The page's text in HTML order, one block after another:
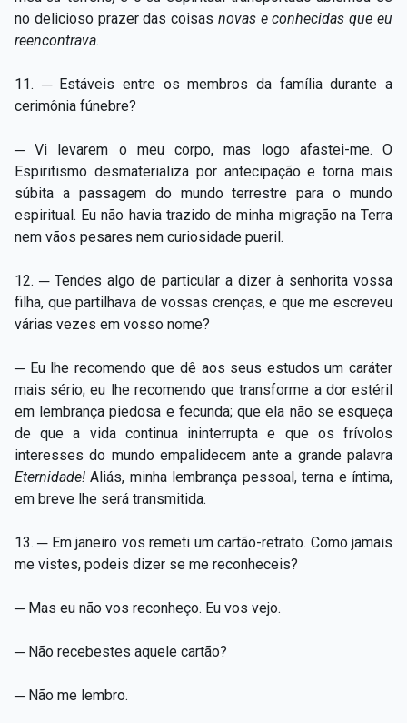
no delicioso prazer das coisas novas e conhecidas que eu
reencontrava.
11. ─ Estáveis entre os membros da família durante a
cerimônia fúnebre?
─ Vi levarem o meu corpo, mas logo afastei-me. O
Espiritismo desmaterializa por antecipação e torna mais
súbita a passagem do mundo terrestre para o mundo
espiritual. Eu não havia trazido de minha migração na Terra
nem vãos pesares nem curiosidade pueril.
12. ─ Tendes algo de particular a dizer à senhorita vossa
filha, que partilhava de vossas crenças, e que me escreveu
várias vezes em vosso nome?
─ Eu lhe recomendo que dê aos seus estudos um caráter
mais sério; eu lhe recomendo que transforme a dor estéril
em lembrança piedosa e fecunda; que ela não se esqueça
de que a vida continua ininterrupta e que os frívolos
interesses do mundo empalidecem ante a grande palavra
Eternidade!Aliás, minha lembrança pessoal, terna e íntima,
em breve lhe será transmitida.
13. ─ Em janeiro vos remeti um cartão-retrato. Como jamais
me vistes, podeis dizer se me reconheceis?
─ Mas eu não vos reconheço. Eu vos vejo.
─ Não recebestes aquele cartão?
─ Não me lembro.